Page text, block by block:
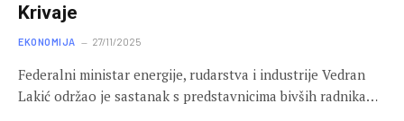
Krivaje
EKONOMIJA 27/11/2025
Federalni ministar energije, rudarstva i industrije Vedran
Lakić održao je sastanak s predstavnicima bivših radnika…